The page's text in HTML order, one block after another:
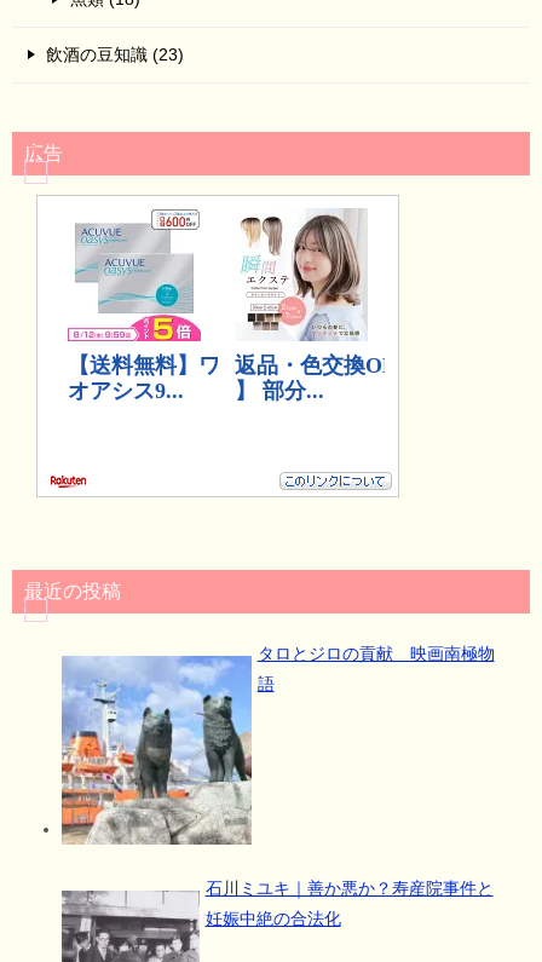
飲酒の豆知識 (23)
広告
最近の投稿
タロとジロの貢献 映画南極物
語
石川ミユキ｜善か悪か？寿産院事件と
妊娠中絶の合法化